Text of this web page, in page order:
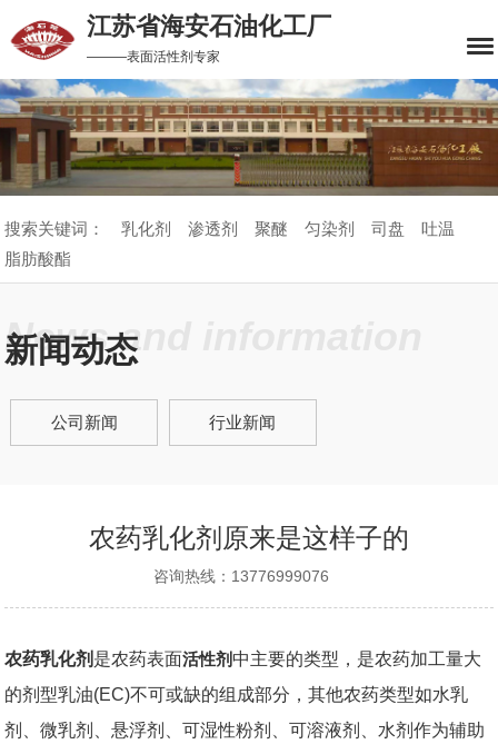
江苏省海安石油化工厂
———表面活性剂专家
搜索关键词： 乳化剂 渗透剂 聚醚 匀染剂 司盘
吐温
脂肪酸酯
News and information
新闻动态
公司新闻 行业新闻
农药乳化剂原来是这样子的
咨询热线：13776999076
农药乳化剂 是农药表面活性剂 中主要的类型，是农药加工量大
的剂型乳油(EC)不可或缺的组成部分，其他农药类型如水乳
剂、微乳剂、悬浮剂、可湿性粉剂、可溶液剂、水剂作为辅助